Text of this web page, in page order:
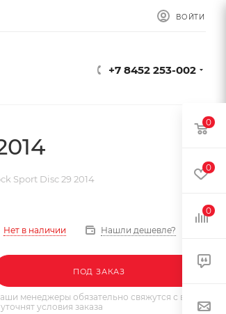
ВОЙТИ
+7 8452 253-002
Sport Disc 29 2014
Нет в наличии Нашли дешевле?
ПОД ЗАКАЗ
менеджеры обязательно свяжутся с вами
условия заказа
0
0
0